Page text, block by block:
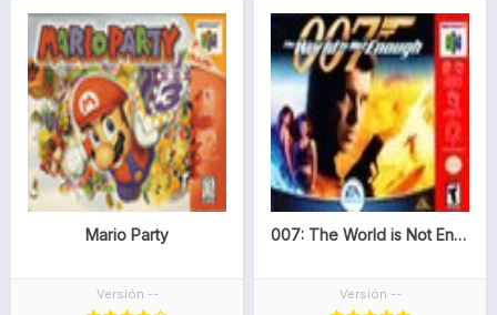
Mario Party
Versión --
007: The World is Not Enough
Versión --